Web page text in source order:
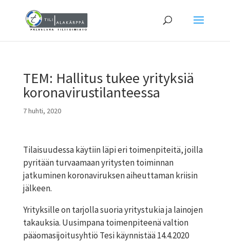
TEM: Hallitus tukee yrityksiä
koronavirustilanteessa
7 huhti, 2020
Tilaisuudessa käytiin läpi eri toimenpiteitä, joilla
pyritään turvaamaan yritysten toiminnan
jatkuminen koronaviruksen aiheuttaman kriisin
jälkeen.
Yrityksille on tarjolla suoria yritystukia ja lainojen
takauksia. Uusimpana toimenpiteenä valtion
pääomasijoitusyhtiö Tesi käynnistää 14.4.2020